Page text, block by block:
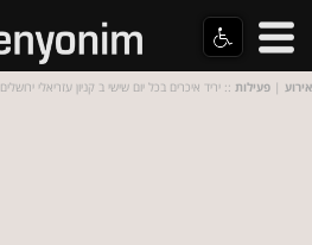
אירוע | פעילות :: יריד איכרים בכל יום שישי ב קניון עזריאלי ירושלים